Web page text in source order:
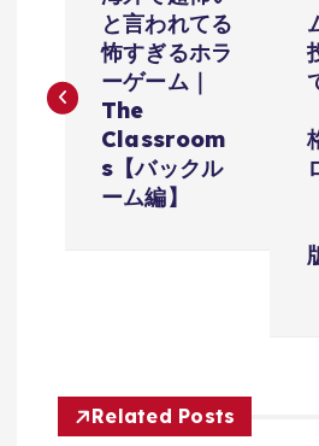
ナ
ョ
と言われてる
怖すぎるホラ
ーゲーム｜
The
Classroom
s【バックル
ーム編】
Related Posts